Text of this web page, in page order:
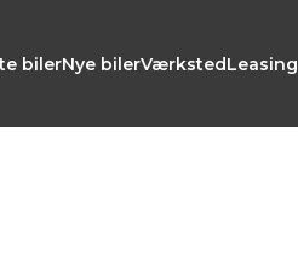
bilerNye bilerVærkstedLeasing